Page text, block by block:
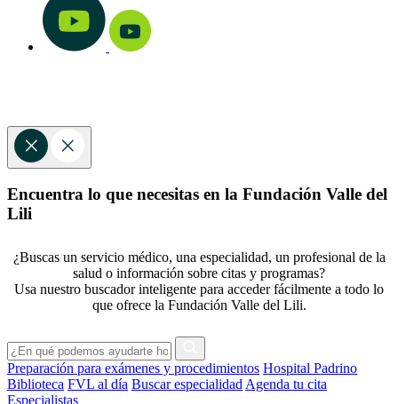
Encuentra lo que necesitas en la Fundación Valle del
Lili
¿Buscas un servicio médico, una especialidad, un profesional de la
salud o información sobre citas y programas?
Usa nuestro buscador inteligente para acceder fácilmente a todo lo
que ofrece la Fundación Valle del Lili.
Preparación para exámenes y procedimientos Hospital Padrino
Biblioteca FVL al día Buscar especialidad Agenda tu cita
Especialistas